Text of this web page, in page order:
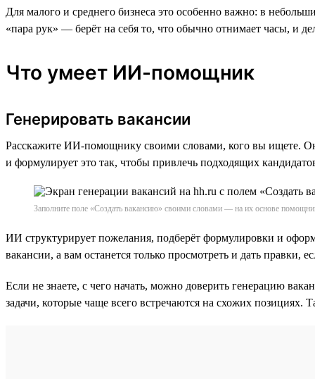
Для малого и среднего бизнеса это особенно важно: в
«пара рук» — берёт на себя то, что обычно отнимает часы, и
Что умеет ИИ-помощник
Генерировать вакансии
Расскажите ИИ-помощнику своими словами, кого вы ищете. Он
и формулирует это так, чтобы привлечь подходящих
Заполните поле «Создать вакансию» своими словами — на их основе
ИИ структурирует пожелания, подберёт формулировки и
вакансии, а вам останется только просмотреть и дать
Если не знаете, с чего начать, можно доверить генерацию
задачи, которые чаще всего встречаются на схожих позициях.